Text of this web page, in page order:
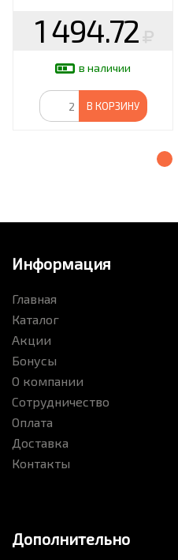
1 494.72
в наличии
В КОРЗИНУ
Информация
Главная
Каталог
Акции
Бонусы
О компании
Сотрудничество
Оплата
Доставка
Контакты
Дополнительно